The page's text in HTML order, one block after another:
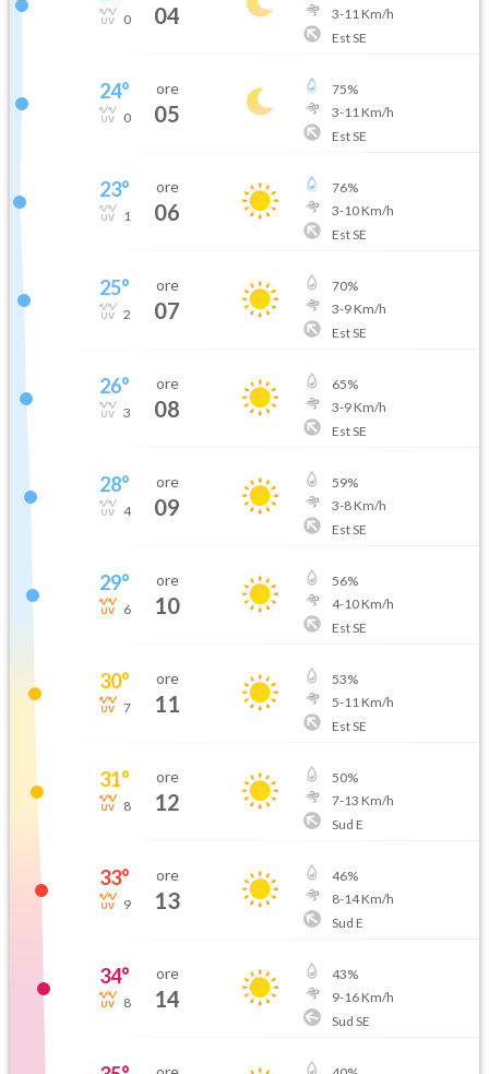
0 04
3-11Km/h
Est SE
24°
0
ore
05
75%
3-11Km/h
Est SE
23°
1
ore
06
76%
3-10Km/h
Est SE
25°
2
ore
07
70%
3-9Km/h
Est SE
26°
3
ore
08
65%
3-9Km/h
Est SE
28°
4
ore
09
59%
3-8Km/h
Est SE
29°
6
ore
10
56%
4-10Km/h
Est SE
30°
7
ore
11
53%
5-11Km/h
Est SE
31°
8
ore
12
50%
7-13 Km/h
Sud E
33°
9
ore
13
46%
8-14Km/h
Sud E
34°
8
ore
14
43%
9-16Km/h
Sud SE